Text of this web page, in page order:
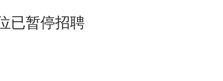
已暂停招聘